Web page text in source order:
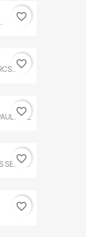
favorite_border
favorite_border
KLEE
favorite_border
SERIE...
favorite_border
favorite_border